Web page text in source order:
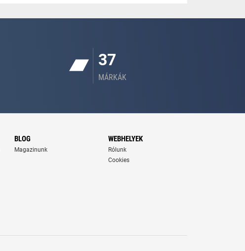
37
MÁRKÁK
BLOG
Magazinunk
WEBHELYEK
Rólunk
Cookies